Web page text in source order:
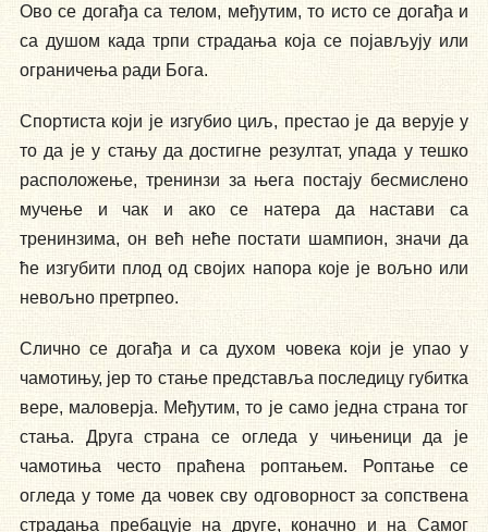
Ово се догађа са телом, међутим, то исто се догађа и
са душом када трпи страдања која се појављују или
ограничења ради Бога.
Спортиста који је изгубио циљ, престао је да верује у
то да је у стању да достигне резултат, упада у тешко
расположење, тренинзи за њега постају бесмислено
мучење и чак и ако се натера да настави са
тренинзима, он већ неће постати шампион, значи да
ће изгубити плод од својих напора које је вољно или
невољно претрпео.
Слично се догађа и са духом човека који је упао у
чамотињу, јер то стање представља последицу губитка
вере, маловерја. Међутим, то је само једна страна тог
стања. Друга страна се огледа у чињеници да је
чамотиња често праћена роптањем. Роптање се
огледа у томе да човек сву одговорност за сопствена
страдања пребацује на друге, коначно и на Самог